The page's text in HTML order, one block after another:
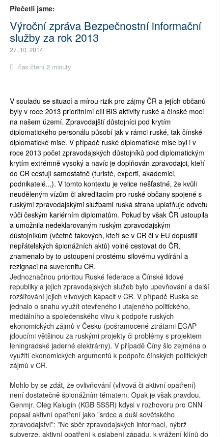
Přečetli jsme:
Výroční zpráva Bezpečnostní informační
služby za rok 2013
27. 10. 2014
čas čtení 2 minuty
V souladu se situací a mírou rizik pro zájmy ČR a jejích občanů
byly v roce 2013 prioritními cíli BIS aktivity ruské a čínské moci
na našem území. Zpravodajští důstojníci pod krytím
diplomatického personálu působí jak v rámci ruské, tak čínské
diplomatické mise. V případě ruské diplomatické mise byl i v
roce 2013 počet zpravodajských důstojníků pod diplomatickým
krytím extrémně vysoký a navíc je doplňován zpravodajci, kteří
do ČR cestují samostatně (turisté, experti, akademici,
podnikatelé...). V tomto kontextu je velice nešťastné, že kvůli
neuděleným vízům či akreditacím pro ruské občany spojené s
ruskými zpravodajskými službami ruská strana uplatňuje odvetu
vůči českým kariérním diplomatům. Pokud by však ČR ustoupila
a umožnila nedeklarovaným ruským zpravodajským
důstojníkům (včetně takových, kteří se v ČR či v EU dopustili
nepřátelských špionážních aktů) volně cestovat do ČR,
znamenalo by to ustoupení prostému silovému vydírání a
rezignaci na suverenitu ČR.
Jednoznačnou prioritou Ruské federace a Čínské lidové
republiky a jejich zpravodajských služeb bylo upevňování a další
rozšiřování jejich vlivových kapacit v ČR. V případě Ruska se
jednalo o snahu využít otevřeného i utajeného politického,
mediálního a společenského vlivu k podpoře ruských
ekonomických zájmů v Česku (pošramocené ztrátami EGAP
jdoucími většinou za ruskými projekty či problémy s projektem
leningradské jaderné elektrárny). V případě Číny šlo zejména o
využití ekonomických argumentů k podpoře čínských politických
zájmů v ČR.
Mohlo by se zdát, že ovlivňování (vlivová či aktivní opatření)
není dostatečně špionážním tématem. Opak je však pravdou.
Genmjr. Oleg Kalugin (KGB SSSR) kdysi v rozhovoru pro CNN
popsal aktivní opatření jako "srdce a duši sovětského
zpravodajství": "Ne sběr zpravodajských informací, nýbrž
subverze, aktivní opatření k oslabení západu, k vrážení klínů do